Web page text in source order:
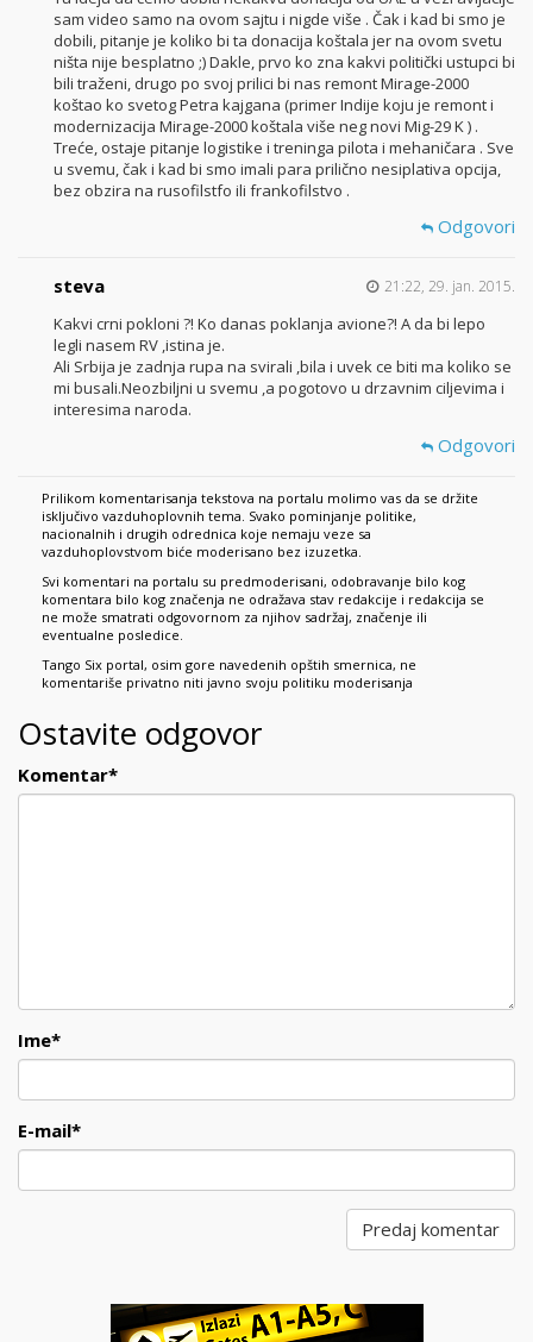
sam video samo na ovom sajtu i nigde više . Čak i kad bi smo je
dobili, pitanje je koliko bi ta donacija koštala jer na ovom svetu
ništa nije besplatno ;) Dakle, prvo ko zna kakvi politički ustupci bi
bili traženi, drugo po svoj prilici bi nas remont Mirage-2000
koštao ko svetog Petra kajgana (primer Indije koju je remont i
modernizacija Mirage-2000 koštala više neg novi Mig-29 K ) .
Treće, ostaje pitanje logistike i treninga pilota i mehaničara . Sve
u svemu, čak i kad bi smo imali para prilično nesiplativa opcija,
bez obzira na rusofilstfo ili frankofilstvo .
Odgovori
steva 21:22, 29. jan. 2015.
Kakvi crni pokloni ?! Ko danas poklanja avione?! A da bi lepo
legli nasem RV ,istina je.
Ali Srbija je zadnja rupa na svirali ,bila i uvek ce biti ma koliko se
mi busali.Neozbiljni u svemu ,a pogotovo u drzavnim ciljevima i
interesima naroda.
Odgovori
Prilikom komentarisanja tekstova na portalu molimo vas da se držite
isključivo vazduhoplovnih tema. Svako pominjanje politike,
nacionalnih i drugih odrednica koje nemaju veze sa
vazduhoplovstvom biće moderisano bez izuzetka.
Svi komentari na portalu su predmoderisani, odobravanje bilo kog
komentara bilo kog značenja ne odražava stav redakcije i redakcija se
ne može smatrati odgovornom za njihov sadržaj, značenje ili
eventualne posledice.
Tango Six portal, osim gore navedenih opštih smernica, ne
komentariše privatno niti javno svoju politiku moderisanja
Ostavite odgovor
Komentar*
Ime*
E-mail*